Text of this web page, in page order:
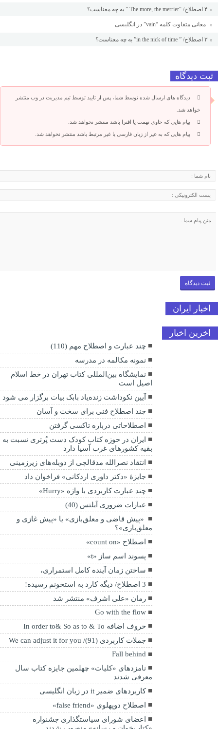
۴ اصطلاح/ “The more, the merrier ” به چه معناست؟
معانی متفاوت کلمه “vain” در انگلیسی
۳ اصطلاح/ ” in the nick of time” به چه معناست؟
ثبت دیدگاه
دیدگاه های ارسال شده توسط شما، پس از تایید توسط تیم مدیریت در وب منتشر
خواهد شد.
پیام هایی که حاوی تهمت یا افترا باشد منتشر نخواهد شد.
پیام هایی که به غیر از زبان فارسی یا غیر مرتبط باشد منتشر نخواهد شد.
اخبار ایران
اخرین اخبار
چند عبارت و اصطلاح مهم (110)
نمونه مکالمه در مدرسه
نمایشگاه بین‌المللی کتاب تهران در خط اسلام
اصیل است
آیین نکوداشت زنده‌یاد بابک بیات برگزار می شود
چند اصطلاح فنی برای سخت و آسان
اصطلاحاتی درباره تاکسی گرفتن
ایران در حوزه کتاب کودک دست پُرتری نسبت به
بقیه کشورهای غرب آسیا دارد
انتقاد نصرالله مدقالچی از دوبله‌های زیرزمینی
جایزۀ «دکتر داوری‌ اردکانی» فراخوان داد
چند عبارت کاربردی با واژه «Hurry»
عبارات ضروری آیلتس (40)
«پیش قاضی و معلق‌بازی» یا «پیش غازی و
معلق‌بازی»؟
اصطلاح «count on»
پسوند اسم ساز «t»
ساختن زمان آینده کامل استمراری،
3 اصطلاح/ دیگه کارد به استخونم رسیده!
رمان «علی اشرف» منتشر شد
Go with the flow
حروف اضافه In order to& So as to & To
جملات کاربردی (91)/ We can adjust it for you
Fall behind
نامزدهای «کلیات» چهلمین جایزه کتاب سال
معرفی شدند
کاربردهای ضمیر it در زبان انگلیسی
اصطلاح دوپهلوی «false friend»
اعضای شورای سیاستگذاری جشنواره